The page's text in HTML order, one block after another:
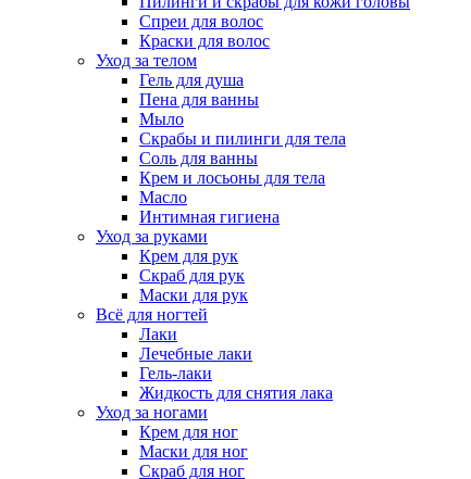
Спреи для волос
Краски для волос
Уход за телом
Гель для душа
Пена для ванны
Мыло
Скрабы и пилинги для тела
Соль для ванны
Крем и лосьоны для тела
Масло
Интимная гигиена
Уход за руками
Крем для рук
Скраб для рук
Маски для рук
Всё для ногтей
Лаки
Лечебные лаки
Гель-лаки
Жидкость для снятия лака
Уход за ногами
Крем для ног
Маски для ног
Скраб для ног